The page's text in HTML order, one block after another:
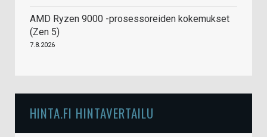
AMD Ryzen 9000 -prosessoreiden kokemukset
(Zen 5)
7.8.2026
HINTA.FI HINTAVERTAILU